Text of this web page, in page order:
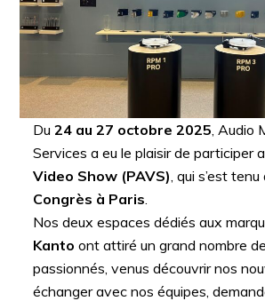
Du24 au 27 octobre 2025 , Audio
Services a eu le plaisir de participer
Video Show (PAVS) , qui s’est tenu
Congrès à Paris
Nos deux espaces dédiés aux
Kanto ont attiré un grand nombre
passionnés, venus découvrir nos
échanger avec nos équipes,